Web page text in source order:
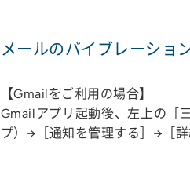
メールのバイブレーショ
【Gmailをご利用の場合】
Gmailアプリ起動後、左上の［
プ）→［通知を管理する］→［